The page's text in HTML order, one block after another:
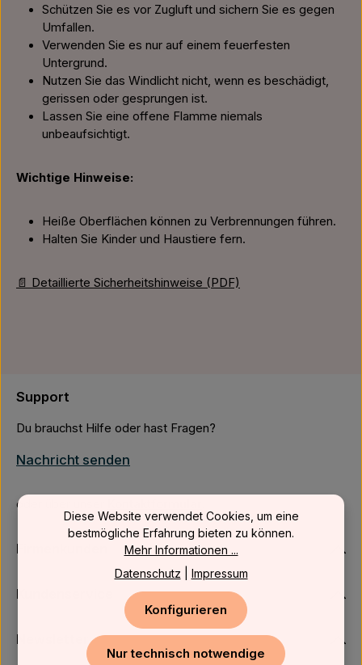
Schützen Sie es vor Zugluft und sichern Sie es gegen
Umfallen.
Verwenden Sie es nur auf einem feuerfesten
Untergrund.
Nutzen Sie das Windlicht nicht, wenn es beschädigt,
gerissen oder gesprungen ist.
Lassen Sie eine offene Flamme niemals
unbeaufsichtigt.
Wichtige Hinweise:
Heiße Oberflächen können zu Verbrennungen führen.
Halten Sie Kinder und Haustiere fern.
📄 Detaillierte Sicherheitshinweise (PDF)
Support
Du brauchst Hilfe oder hast Fragen?
Nachricht senden
oder über unser
Firmenkunden
Kundenservice
Newsletter
Diese Website verwendet Cookies, um eine
bestmögliche Erfahrung bieten zu können.
Mehr Informationen ...
Datenschutz
Impressum
Nur technisch notwendige
Konfigurieren